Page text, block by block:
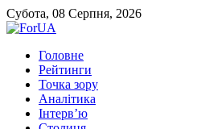
Субота, 08 Серпня, 2026
Головне
Рейтинги
Точка зору
Аналітика
Інтерв’ю